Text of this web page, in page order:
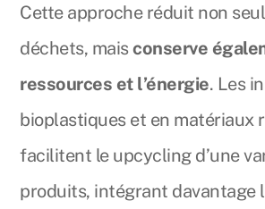
Cette approche réduit non
déchets, maisconserve
ressources et l’énergie. Les
bioplastiques et en matériaux
facilitent le upcycling d’une
produits, intégrant davantage